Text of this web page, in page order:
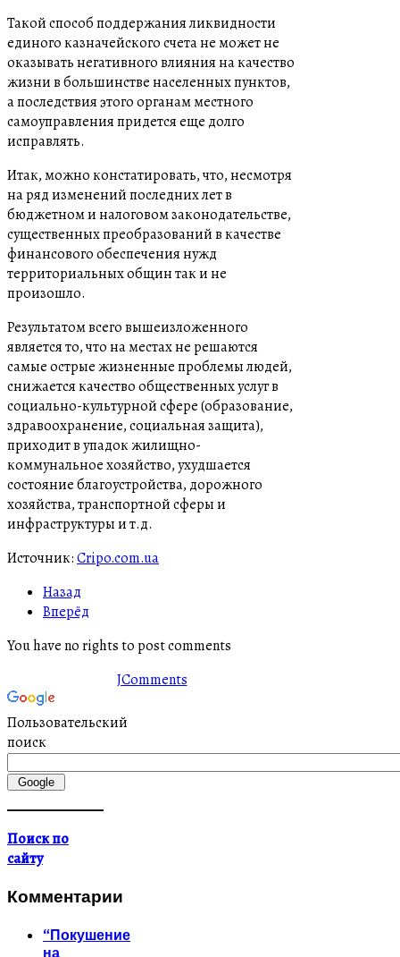
Такой способ поддержания ликвидности
единого казначейского счета не может не
оказывать негативного влияния на качество
жизни в большинстве населенных пунктов,
а последствия этого органам местного
самоуправления придется еще долго
исправлять.
Итак, можно констатировать, что, несмотря
на ряд изменений последних лет в
бюджетном и налоговом законодательстве,
существенных преобразований в качестве
финансового обеспечения нужд
территориальных общин так и не
произошло.
Результатом всего вышеизложенного
является то, что на местах не решаются
самые острые жизненные проблемы людей,
снижается качество общественных услуг в
социально-культурной сфере (образование,
здравоохранение, социальная защита),
приходит в упадок жилищно-
коммунальное хозяйство, ухудшается
состояние благоустройства, дорожного
хозяйства, транспортной сферы и
инфраструктуры и т.д.
Источник:Cripo.com.ua
Назад
Вперёд
You have no rights to post comments
JComments
Пользовательский
поиск
Поиск по
сайту
Комментарии
“Покушение
на